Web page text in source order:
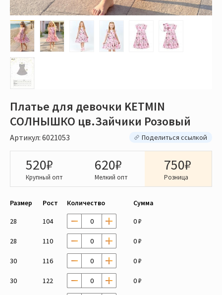
Платье для девочки KETMIN
СОЛНЫШКО цв.Зайчики Розовый
Артикул: 6021053 Поделиться ссылкой
520₽
Крупный опт
620₽
Мелкий опт
750₽
Розница
Размер Рост Количество Сумма
28 104 0 ₽
28 110 0 ₽
30 116 0 ₽
30 122 0 ₽